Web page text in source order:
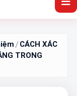
/CÁCH XÁC
TRONG